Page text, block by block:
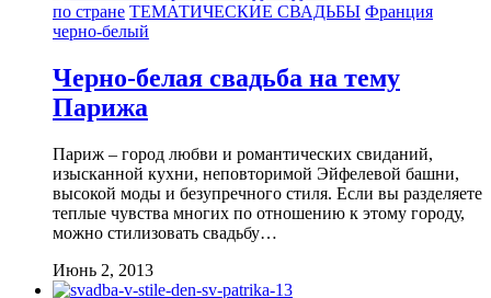
по стране ТЕМАТИЧЕСКИЕ СВАДЬБЫ Франция
черно-белый
Черно-белая свадьба на тему
Парижа
Париж – город любви и романтических свиданий,
изысканной кухни, неповторимой Эйфелевой башни,
высокой моды и безупречного стиля. Если вы разделяете
теплые чувства многих по отношению к этому городу,
можно стилизовать свадьбу…
Июнь 2, 2013